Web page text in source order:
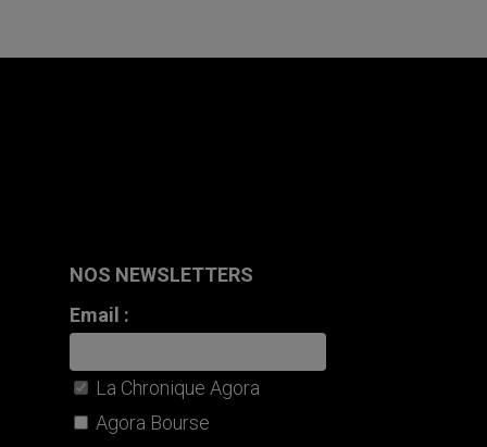
NOS NEWSLETTERS
Email :
La Chronique Agora
Agora Bourse